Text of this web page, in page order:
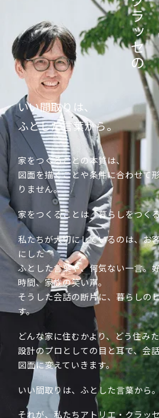
いい間取りは、
ふとした言葉から。
家をつくることの本質は、
図面を描くことや条件に合わせて
りません。
家をつくることは「暮らしをつくる
私たちが大切にしているのは、お
にした
ふとした言葉や、何気ない一言。
時間、家族の笑い声。
そうした会話の断片に、暮らしの
す。
どんな家に住むかより、どう住み
設計のプロとしての目と耳で、会
図面に変えていきます。
いい間取りは、ふとした言葉から
それが、私たちアトリエ・クラッ